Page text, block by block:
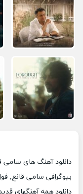
دانلود آهنگ های سامی
بیوگرافی سامی قانع,
دانلود همه آهنگهای